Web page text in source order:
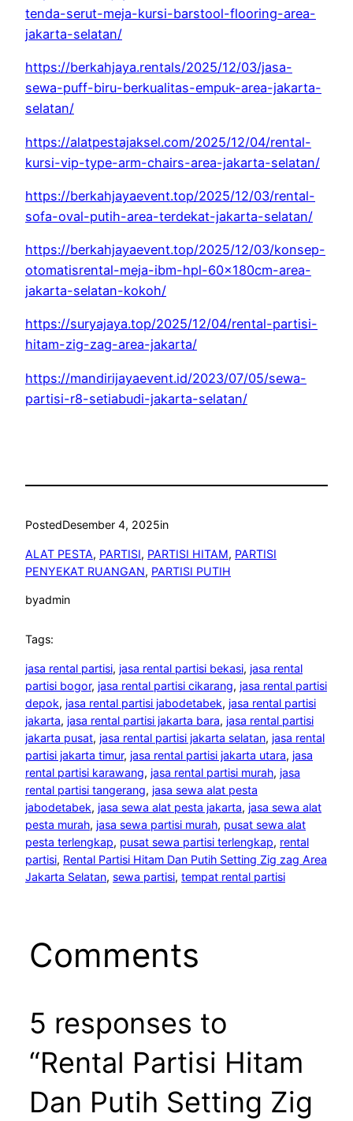
tenda-serut-meja-kursi-barstool-flooring-area-
jakarta-selatan/
https://berkahjaya.rentals/2025/12/03/jasa-
sewa-puff-biru-berkualitas-empuk-area-jakarta-
selatan/
https://alatpestajaksel.com/2025/12/04/rental-
kursi-vip-type-arm-chairs-area-jakarta-selatan/
https://berkahjayaevent.top/2025/12/03/rental-
sofa-oval-putih-area-terdekat-jakarta-selatan/
https://berkahjayaevent.top/2025/12/03/konsep-
otomatisrental-meja-ibm-hpl-60x180cm-area-
jakarta-selatan-kokoh/
https://suryajaya.top/2025/12/04/rental-partisi-
hitam-zig-zag-area-jakarta/
https://mandirijayaevent.id/2023/07/05/sewa-
partisi-r8-setiabudi-jakarta-selatan/
PostedDesember 4, 2025in
ALAT PESTA, PARTISI, PARTISI HITAM, PARTISI
PENYEKAT RUANGAN, PARTISI PUTIH
byadmin
Tags:
jasa rental partisi, jasa rental partisi bekasi, jasa rental
partisi bogor, jasa rental partisi cikarang, jasa rental partisi
depok, jasa rental partisi jabodetabek, jasa rental partisi
jakarta, jasa rental partisi jakarta bara, jasa rental partisi
jakarta pusat, jasa rental partisi jakarta selatan, jasa rental
partisi jakarta timur, jasa rental partisi jakarta utara, jasa
rental partisi karawang, jasa rental partisi murah, jasa
rental partisi tangerang, jasa sewa alat pesta
jabodetabek, jasa sewa alat pesta jakarta, jasa sewa alat
pesta murah, jasa sewa partisi murah, pusat sewa alat
pesta terlengkap, pusat sewa partisi terlengkap, rental
partisi, Rental Partisi Hitam Dan Putih Setting Zig zag Area
Jakarta Selatan, sewa partisi, tempat rental partisi
Comments
5 responses to
“Rental Partisi Hitam
Dan Putih Setting Zig